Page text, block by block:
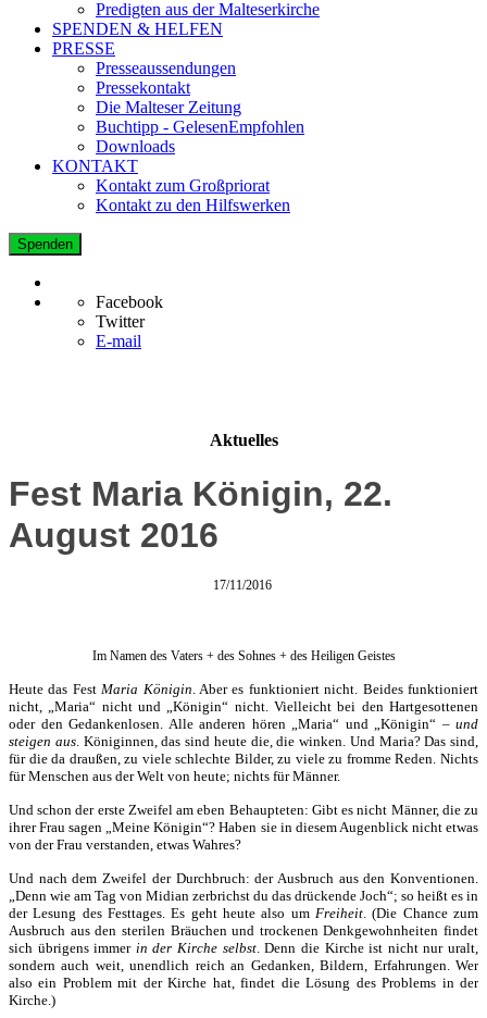
Predigten aus der Malteserkirche
SPENDEN & HELFEN
PRESSE
Presseaussendungen
Pressekontakt
Die Malteser Zeitung
Buchtipp - GelesenEmpfohlen
Downloads
KONTAKT
Kontakt zum Großpriorat
Kontakt zu den Hilfswerken
Spenden
Facebook
Twitter
E-mail
Aktuelles
Fest Maria Königin, 22.
August 2016
17/11/2016
Im Namen des Vaters + des Sohnes + des Heiligen Geistes
Heute das FestMaria Königin. Aber es funktioniert nicht. Beides funktioniert
nicht, „Maria“ nicht und „Königin“ nicht. Vielleicht bei den Hartgesottenen
oder den Gedankenlosen. Alle anderen hören „Maria“ und „Königin“ – und
steigen aus. Königinnen, das sind heute die, die winken. Und Maria? Das sind,
für die da draußen, zu viele schlechte Bilder, zu viele zu fromme Reden. Nichts
für Menschen aus der Welt von heute; nichts für Männer.
Und schon der erste Zweifel am eben Behaupteten: Gibt es nicht Männer, die zu
ihrer Frau sagen „Meine Königin“? Haben sie in diesem Augenblick nicht etwas
von der Frau verstanden, etwas Wahres?
Und nach dem Zweifel der Durchbruch: der Ausbruch aus den Konventionen.
„Denn wie am Tag von Midian zerbrichst du das drückende Joch“; so heißt es in
der Lesung des Festtages. Es geht heute also um Freiheit. (Die Chance zum
Ausbruch aus den sterilen Bräuchen und trockenen Denkgewohnheiten findet
sich übrigens immer in der Kirche selbst. Denn die Kirche ist nicht nur uralt,
sondern auch weit, unendlich reich an Gedanken, Bildern, Erfahrungen. Wer
also ein Problem mit der Kirche hat, findet die Lösung des Problems in der
Kirche.)